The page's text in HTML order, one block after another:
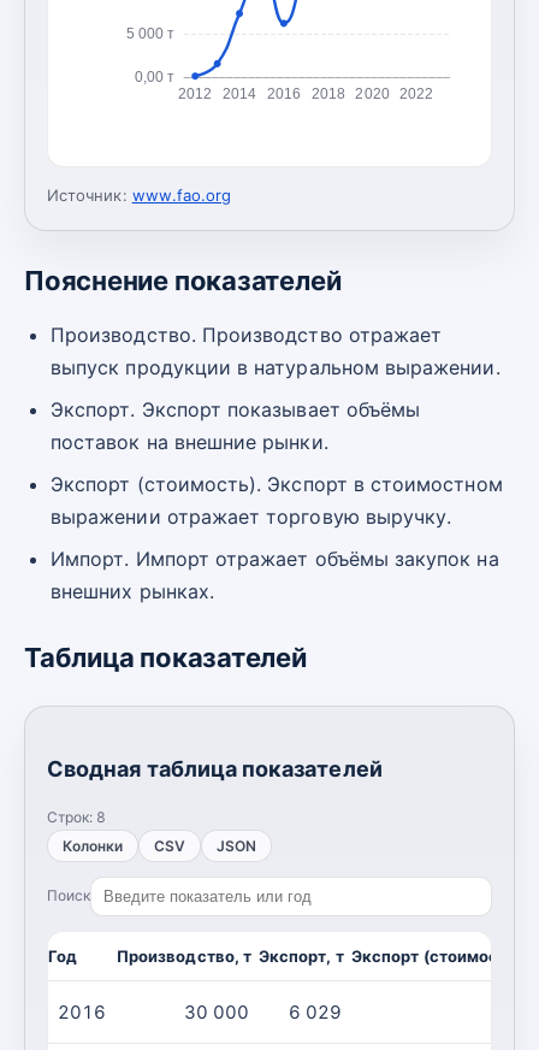
0,00 т
5 000 т
2012 2014 2016 2018 2020 2022
Источник: www.fao.org
Пояснение показателей
Производство. Производство отражает
выпуск продукции в натуральном выражении.
Экспорт. Экспорт показывает объёмы
поставок на внешние рынки.
Экспорт (стоимость). Экспорт в стоимостном
выражении отражает торговую выручку.
Импорт. Импорт отражает объёмы закупок на
внешних рынках.
Таблица показателей
Сводная таблица показателей
Строк: 8
Колонки
CSV JSON
Поиск
Год Производство, т Экспорт, т Экспорт
2016 30 000 6 029